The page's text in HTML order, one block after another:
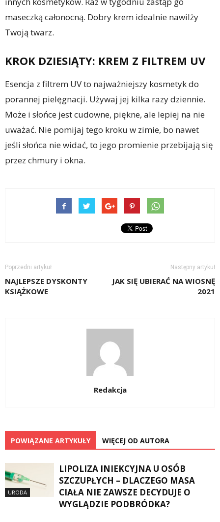
maseczką całonocną. Dobry krem idealnie nawilży
Twoją twarz.
KROK DZIESIĄTY: KREM Z FILTREM UV
Esencja z filtrem UV to najważniejszy kosmetyk do
porannej pielęgnacji. Używaj jej kilka razy dziennie.
Może i słońce jest cudowne, piękne, ale lepiej na nie
uważać. Nie pomijaj tego kroku w zimie, bo nawet
jeśli słońca nie widać, to jego promienie przebijają się
przez chmury i okna.
Poprzedni artykuł
NAJLEPSZE DYSKONTY
KSIĄŻKOWE
Następny artykuł
JAK SIĘ UBIERAĆ NA WIOSNĘ
2021
Redakcja
POWIĄZANE ARTYKUŁY WIĘCEJ OD AUTORA
URODA
LIPOLIZA INIEKCYJNA U OSÓB
SZCZUPŁYCH – DLACZEGO MASA
CIAŁA NIE ZAWSZE DECYDUJE O
WYGLĄDZIE PODBRÓDKA?